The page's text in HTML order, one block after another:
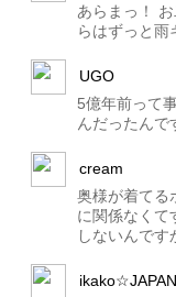
あらまっ！
らはずっと雨
UGO
5億年前って
んだったんで
cream
奥様が着てる
に関係なくて
しないんで
ikako☆JAPAN